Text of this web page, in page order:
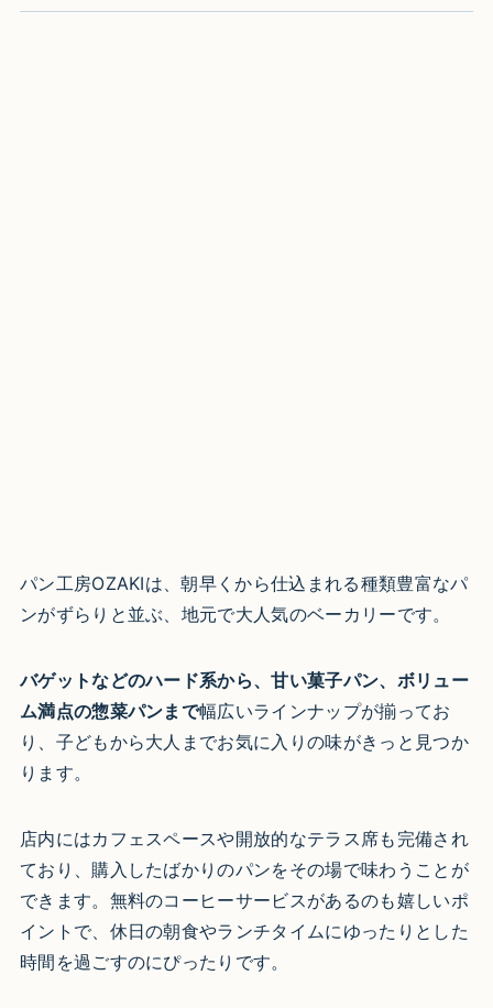
パン工房OZAKIは、朝早くから仕込まれる種類豊富なパ
ンがずらりと並ぶ、地元で大人気のベーカリーです。
バゲットなどのハード系から、甘い菓子パン、ボリュー
ム満点の惣菜パンまで幅広いラインナップが揃ってお
り、子どもから大人までお気に入りの味がきっと見つか
ります。
店内にはカフェスペースや開放的なテラス席も完備され
ており、購入したばかりのパンをその場で味わうことが
できます。無料のコーヒーサービスがあるのも嬉しいポ
イントで、休日の朝食やランチタイムにゆったりとした
時間を過ごすのにぴったりです。